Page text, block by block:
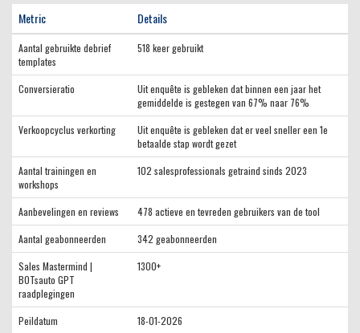
Metric Details
Aantal gebruikte debrief
templates
518 keer gebruikt
Conversieratio
Uit enquête is gebleken dat binnen een jaar het
gemiddelde is gestegen van 67% naar 76%
Verkoopcyclus verkorting
Uit enquête is gebleken dat er veel sneller een 1e
betaalde stap wordt gezet
Aantal trainingen en
workshops
102 salesprofessionals getraind sinds 2023
Aanbevelingen en reviews
478 actieve en tevreden gebruikers van de tool
Aantal geabonneerden
342 geabonneerden
Sales Mastermind |
BOTsauto GPT
raadplegingen
1300+
Peildatum 18-01-2026